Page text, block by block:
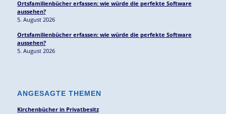
Ortsfamilienbücher erfassen: wie würde die perfekte Software
aussehen?
5. August 2026
Ortsfamilienbücher erfassen: wie würde die perfekte Software
aussehen?
5. August 2026
ANGESAGTE THEMEN
Kirchenbücher in Privatbesitz